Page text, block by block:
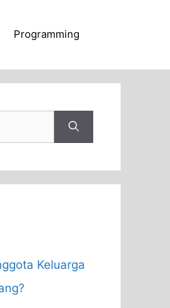
Programming
Keluarga